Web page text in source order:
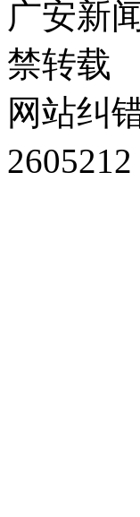
广安新
禁转载
网站纠